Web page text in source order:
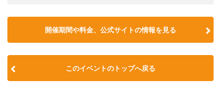
開催期間や料金、公式サイトの情報を見る
このイベントのトップへ戻る